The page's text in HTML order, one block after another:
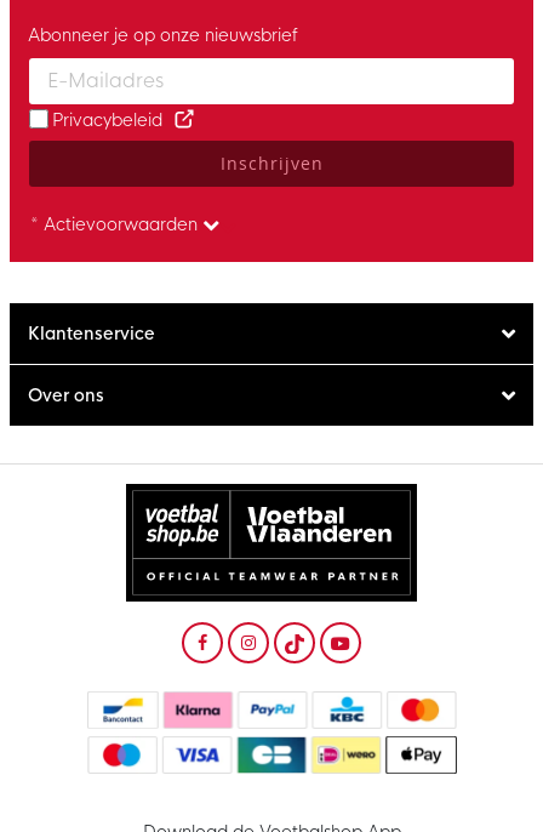
Enter your email and accept the privacy policy to subscribe to
Abonneer je op onze nieuwsbrief
Privacybeleid
Inschrijven
* Actievoorwaarden
Klantenservice
Over ons